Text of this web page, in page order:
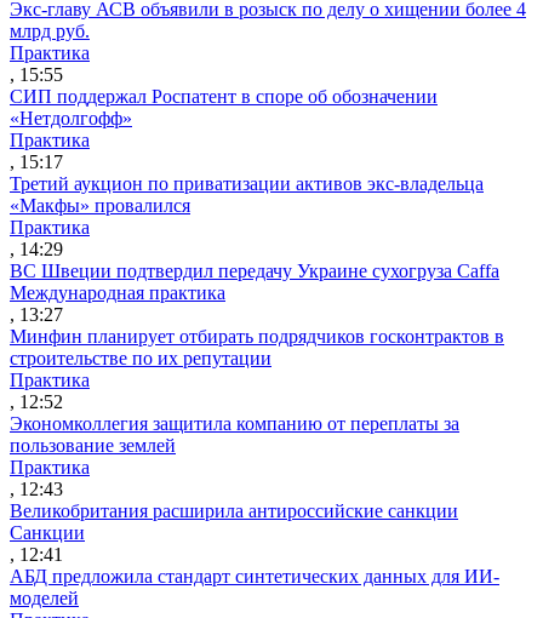
Экс-главу АСВ объявили в розыск по делу о хищении более 4
млрд руб.
Практика
, 15:55
СИП поддержал Роспатент в споре об обозначении
«Нетдолгофф»
Практика
, 15:17
Третий аукцион по приватизации активов экс-владельца
«Макфы» провалился
Практика
, 14:29
ВС Швеции подтвердил передачу Украине сухогруза Caffa
Международная практика
, 13:27
Минфин планирует отбирать подрядчиков госконтрактов в
строительстве по их репутации
Практика
, 12:52
Экономколлегия защитила компанию от переплаты за
пользование землей
Практика
, 12:43
Великобритания расширила антироссийские санкции
Санкции
, 12:41
АБД предложила стандарт синтетических данных для ИИ-
моделей